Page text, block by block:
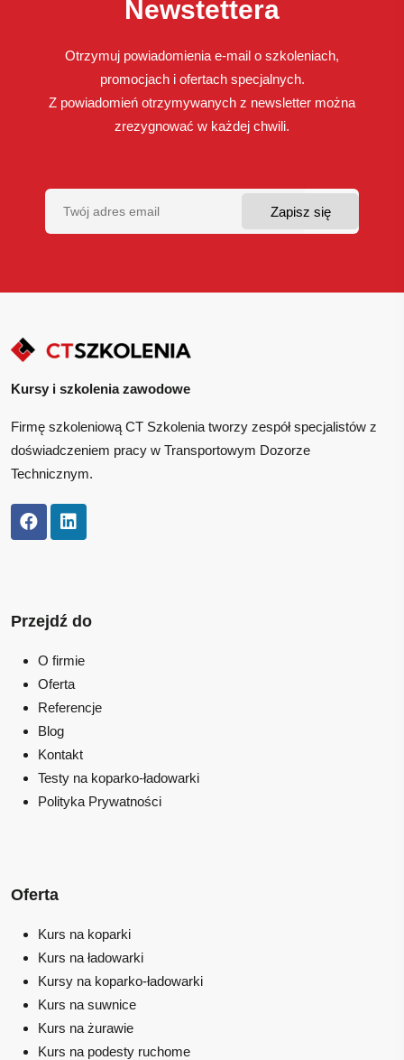
Newstettera
Otrzymuj powiadomienia e-mail o szkoleniach,
promocjach i ofertach specjalnych.
Z powiadomień otrzymywanych z newsletter można
zrezygnować w każdej chwili.
Kursy i szkolenia zawodowe
Firmę szkoleniową CT Szkolenia tworzy zespół specjalistów z
doświadczeniem pracy w Transportowym Dozorze
Technicznym.
Przejdź do
O firmie
Oferta
Referencje
Blog
Kontakt
Testy na koparko-ładowarki
Polityka Prywatności
Oferta
Kurs na koparki
Kurs na ładowarki
Kursy na koparko-ładowarki
Kurs na suwnice
Kurs na żurawie
Kurs na podesty ruchome